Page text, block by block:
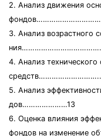
2. Анализ движения
3. Анализ возрастного
4. Анализ
5. Анализ
дов…………………13
6. Оценка влияния
фондов на изменение